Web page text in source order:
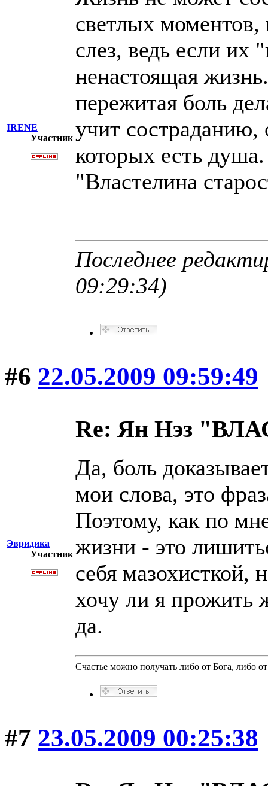
IRENE
Участник
светлых
слез, ведь если их
ненастоящая
пережитая боль
учит состраданию,
которых есть
"Властелина
Последнее
09:29:34)
#6 22.05.2009 09:59:49
Эвридика
Участник
Re: Ян Нэз
Да, боль
мои слова, это
Поэтому, как по
жизни - это
себя мазохисткой,
хочу ли я прожить
да.
Счастье можно получать либо от Бога, либо от
#7 23.05.2009 00:25:38